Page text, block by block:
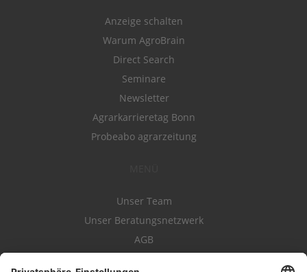
Anzeige schalten
Warum AgroBrain
Direct Search
Seminare
Newsletter
Agrarkarrieretag Bonn
Probeabo agrarzeitung
Unser Team
Unser Beratungsnetzwerk
AGB